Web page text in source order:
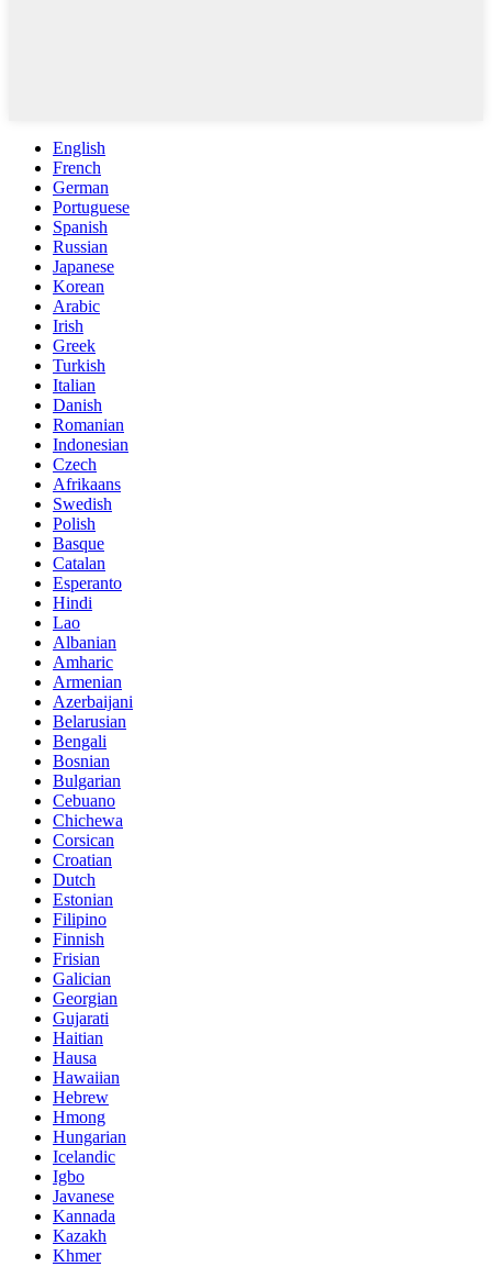
English
French
German
Portuguese
Spanish
Russian
Japanese
Korean
Arabic
Irish
Greek
Turkish
Italian
Danish
Romanian
Indonesian
Czech
Afrikaans
Swedish
Polish
Basque
Catalan
Esperanto
Hindi
Lao
Albanian
Amharic
Armenian
Azerbaijani
Belarusian
Bengali
Bosnian
Bulgarian
Cebuano
Chichewa
Corsican
Croatian
Dutch
Estonian
Filipino
Finnish
Frisian
Galician
Georgian
Gujarati
Haitian
Hausa
Hawaiian
Hebrew
Hmong
Hungarian
Icelandic
Igbo
Javanese
Kannada
Kazakh
Khmer